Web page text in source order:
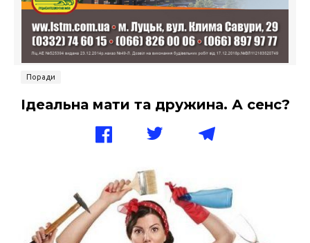
Поради
Ідеальна мати та дружина. А сенс?